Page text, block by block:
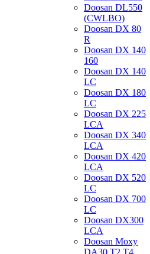
Doosan DL550
(CWLBO)
Doosan DX 80
R
Doosan DX 140
160
Doosan DX 140
LC
Doosan DX 180
LC
Doosan DX 225
LCA
Doosan DX 340
LCA
Doosan DX 420
LCA
Doosan DX 520
LC
Doosan DX 700
LC
Doosan DX300
LCA
Doosan Moxy
DA30 T2 T4